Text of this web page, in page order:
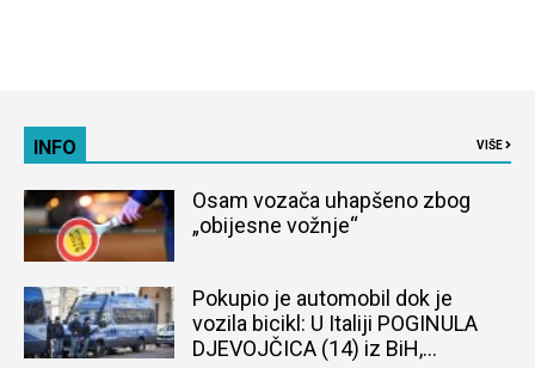
INFO VIŠE
Osam vozača uhapšeno zbog
„obijesne vožnje“
Pokupio je automobil dok je
vozila bicikl: U Italiji POGINULA
DJEVOJČICA (14) iz BiH,